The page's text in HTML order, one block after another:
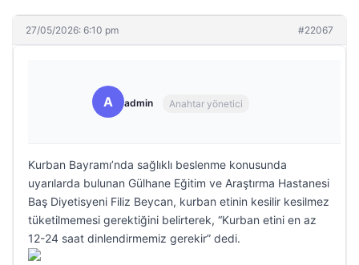
27/05/2026: 6:10 pm #22067
A admin Anahtar yönetici
Kurban Bayramı’nda sağlıklı beslenme konusunda
uyarılarda bulunan Gülhane Eğitim ve Araştırma Hastanesi
Baş Diyetisyeni Filiz Beycan, kurban etinin kesilir kesilmez
tüketilmemesi gerektiğini belirterek, “Kurban etini en az
12-24 saat dinlendirmemiz gerekir” dedi.